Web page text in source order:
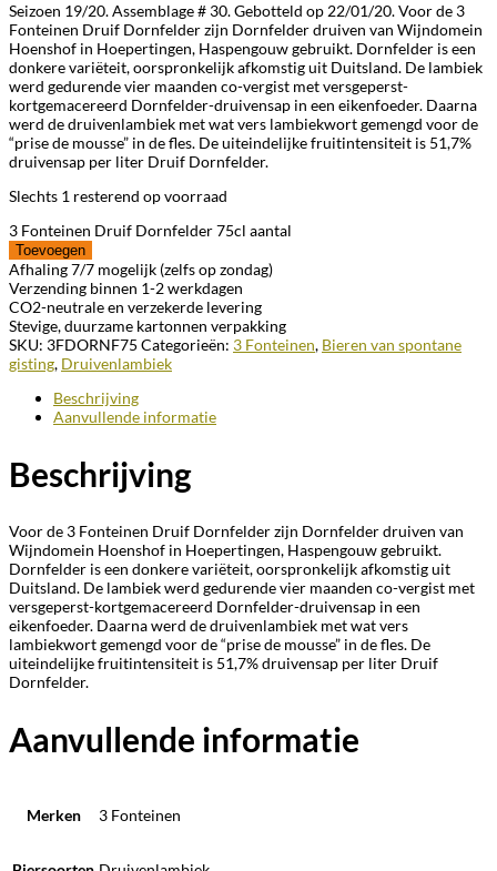
Seizoen 19/20. Assemblage # 30. Gebotteld op 22/01/20. Voor de 3
Fonteinen Druif Dornfelder zijn Dornfelder druiven van Wijndomein
Hoenshof in Hoepertingen, Haspengouw gebruikt. Dornfelder is een
donkere variëteit, oorspronkelijk afkomstig uit Duitsland. De lambiek
werd gedurende vier maanden co-vergist met versgeperst-
kortgemacereerd Dornfelder-druivensap in een eikenfoeder. Daarna
werd de druivenlambiek met wat vers lambiekwort gemengd voor de
“prise de mousse” in de fles. De uiteindelijke fruitintensiteit is 51,7%
druivensap per liter Druif Dornfelder.
Slechts 1 resterend op voorraad
3 Fonteinen Druif Dornfelder 75cl aantal
Toevoegen
Afhaling 7/7 mogelijk (zelfs op zondag)
Verzending binnen 1-2 werkdagen
CO2-neutrale en verzekerde levering
Stevige, duurzame kartonnen verpakking
SKU: 3FDORNF75 Categorieën: 3 Fonteinen, Bieren van spontane
gisting, Druivenlambiek
Beschrijving
Aanvullende informatie
Beschrijving
Voor de 3 Fonteinen Druif Dornfelder zijn Dornfelder druiven van
Wijndomein Hoenshof in Hoepertingen, Haspengouw gebruikt.
Dornfelder is een donkere variëteit, oorspronkelijk afkomstig uit
Duitsland. De lambiek werd gedurende vier maanden co-vergist met
versgeperst-kortgemacereerd Dornfelder-druivensap in een
eikenfoeder. Daarna werd de druivenlambiek met wat vers
lambiekwort gemengd voor de “prise de mousse” in de fles. De
uiteindelijke fruitintensiteit is 51,7% druivensap per liter Druif
Dornfelder.
Aanvullende informatie
Merken 3 Fonteinen